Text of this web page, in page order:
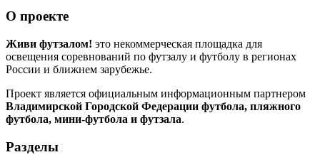
О проекте
Живи футзалом! это некоммерческая площадка для
освещения соревнований по футзалу и футболу в регионах
России и ближнем зарубежье.
Проект является официальным информационным партнером
Владимирской Городской Федерации футбола, пляжного
футбола, мини-футбола и футзала.
Разделы